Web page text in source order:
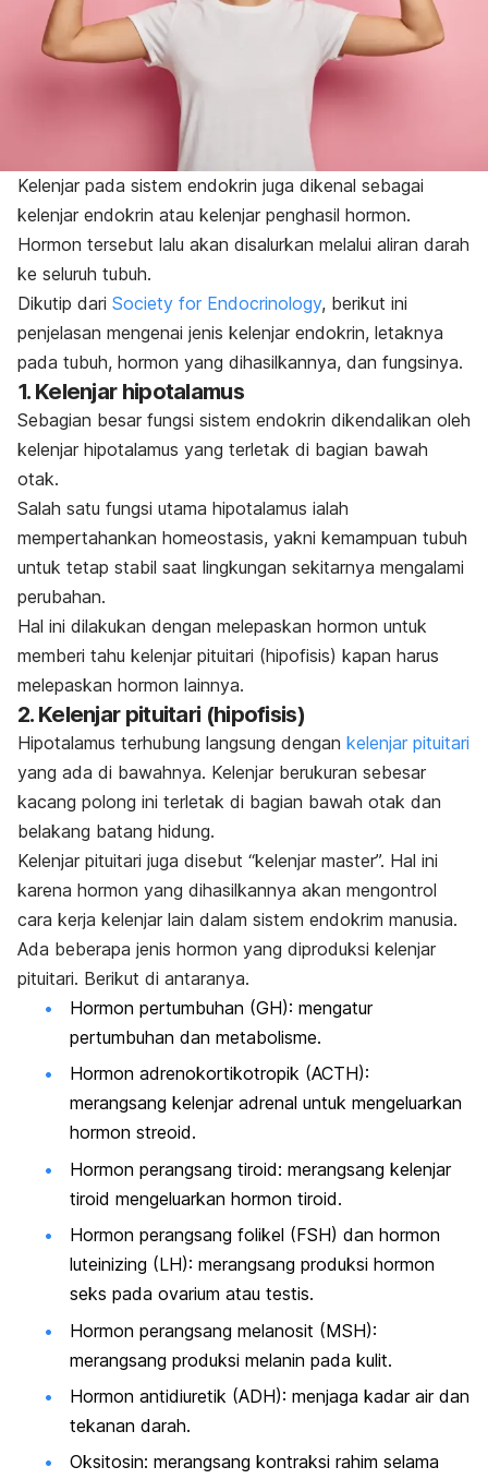
Kelenjar pada sistem endokrin juga dikenal sebagai
kelenjar endokrin atau kelenjar penghasil hormon.
Hormon tersebut lalu akan disalurkan melalui aliran darah
ke seluruh tubuh.
Dikutip dari Society for Endocrinology, berikut ini
penjelasan mengenai jenis kelenjar endokrin, letaknya
pada tubuh, hormon yang dihasilkannya, dan fungsinya.
1. Kelenjar hipotalamus
Sebagian besar fungsi sistem endokrin dikendalikan oleh
kelenjar hipotalamus yang terletak di bagian bawah
otak.
Salah satu fungsi utama hipotalamus ialah
mempertahankan homeostasis, yakni kemampuan tubuh
untuk tetap stabil saat lingkungan sekitarnya mengalami
perubahan.
Hal ini dilakukan dengan melepaskan hormon untuk
memberi tahu kelenjar pituitari (hipofisis) kapan harus
melepaskan hormon lainnya.
2. Kelenjar pituitari (hipofisis)
Hipotalamus terhubung langsung dengan kelenjar pituitari
yang ada di bawahnya. Kelenjar berukuran sebesar
kacang polong ini terletak di bagian bawah otak dan
belakang batang hidung.
Kelenjar pituitari juga disebut “kelenjar master”. Hal ini
karena hormon yang dihasilkannya akan mengontrol
cara kerja kelenjar lain dalam sistem endokrim manusia.
Ada beberapa jenis hormon yang diproduksi kelenjar
pituitari. Berikut di antaranya.
Hormon pertumbuhan (GH): mengatur
pertumbuhan dan metabolisme.
Hormon adrenokortikotropik (ACTH):
merangsang kelenjar adrenal untuk mengeluarkan
hormon streoid.
Hormon perangsang tiroid: merangsang kelenjar
tiroid mengeluarkan hormon tiroid.
Hormon perangsang folikel (FSH) dan hormon
luteinizing (LH): merangsang produksi hormon
seks pada ovarium atau testis.
Hormon perangsang melanosit (MSH):
merangsang produksi melanin pada kulit.
Hormon antidiuretik (ADH): menjaga kadar air dan
tekanan darah.
Oksitosin: merangsang kontraksi rahim selama